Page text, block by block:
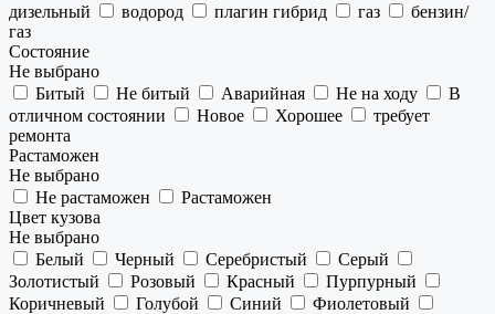
дизельный
водород плагин гибрид газ
бензин/
газ
Состояние
Не выбрано
Битый
Не битый Аварийная Не на ходу
В
отличном состоянии
Новое Хорошее
требует
ремонта
Растаможен
Не выбрано
Не растаможен
Растаможен
Цвет кузова
Не выбрано
Белый
Черный Серебристый
Серый
Золотистый
Розовый Красный
Пурпурный
Коричневый
Голубой Синий
Фиолетовый